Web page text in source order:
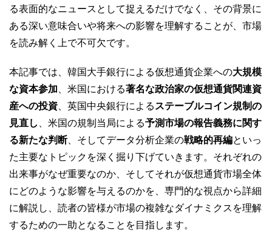
る表面的なニュースとして捉えるだけでなく、その背景に
ある深い意味合いや将来への影響を理解することが、市場
を読み解く上で不可欠です。
本記事では、韓国大手銀行による仮想通貨企業への大規模
な資本参加 、米国における著名な政治家の仮想通貨関連資
産への投資 、英国中央銀行による ステーブルコイン規制の
見直し
、米国の規制当局による予測市場の報告義務に関す
る新たな判断 、そしてデータ分析企業の戦略的再編といっ
た主要なトピックを深く掘り下げていきます。それぞれの
出来事がなぜ重要なのか、そしてそれが仮想通貨市場全体
にどのような影響を与えるのかを、専門的な視点から詳細
に解説し、読者の皆様が市場の複雑なダイナミクスを理解
するための一助となることを目指します。